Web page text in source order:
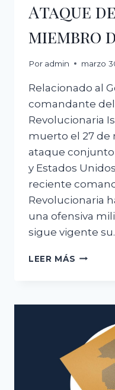
Ataque
miembro
Por admin marzo
Relacionado al
comandante del
Revolucionaria
muerto el 27 de
ataque conjunto
y Estados
reciente
Revolucionaria
una ofensiva
sigue vigente
LEER MÁS ATAQUE
USA
DEL
CGRI.